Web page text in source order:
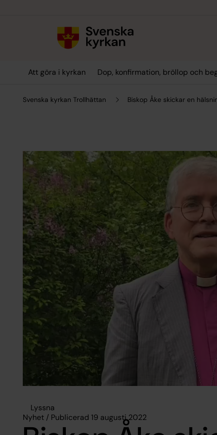
Att göra i kyrkan Dop, konfirmation, bröllop och
Svenska kyrkan Trollhättan Biskop Åke skickar en
Lyssna
Nyhet / Publicerad 19 augusti 2022